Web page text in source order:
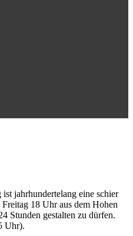
jahrhundertelang eine schier
18 Uhr aus dem Hohen
Stunden gestalten zu dürfen.
Uhr).